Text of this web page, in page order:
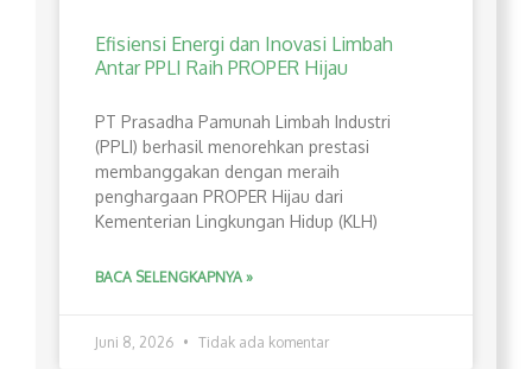
Efisiensi Energi dan Inovasi Limbah
Antar PPLI Raih PROPER Hijau
PT Prasadha Pamunah Limbah Industri
(PPLI) berhasil menorehkan prestasi
membanggakan dengan meraih
penghargaan PROPER Hijau dari
Kementerian Lingkungan Hidup (KLH)
BACA SELENGKAPNYA »
Juni 8, 2026 Tidak ada komentar